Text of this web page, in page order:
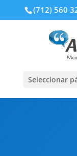
(712) 560
Seleccionar